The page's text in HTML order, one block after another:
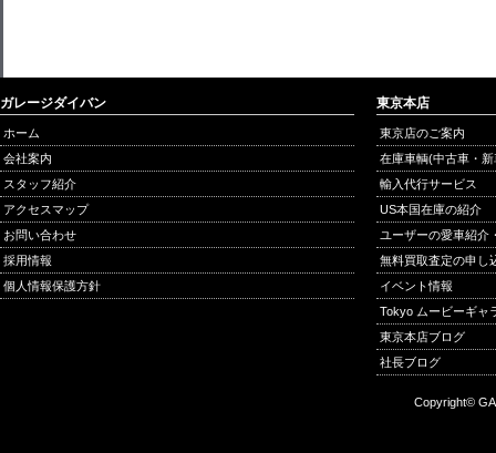
ガレージダイバン
ホーム
会社案内
スタッフ紹介
アクセスマップ
お問い合わせ
採用情報
個人情報保護方針
東京本店
東京店のご案内
在庫車輌(中古車・
輸入代行サービス
US本国在庫の紹介
ユーザーの愛車紹介
無料買取査定の申し
イベント情報
Tokyo ムービーギャ
東京本店ブログ
社長ブログ
Copyright©